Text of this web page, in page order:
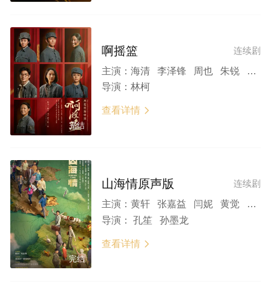
完结
连续剧
啊摇篮
主演： 海清 李泽锋 周也 朱锐 徐绍瑛 郎月婷 李芯逸 田征 刘润南 李宝安 张航瑜 王超北
导演： 林柯
查看详情 
完结
连续剧
山海情原声版
主演： 黄轩 张嘉益 闫妮 黄觉 姚晨 陶红 王凯 热依扎 黄尧 白宇帆 尤勇智 胡明 姜冠南 王莎莎 郭京飞 祖峰 白宇 郎月婷
导演：
孔笙 孙墨龙
查看详情 